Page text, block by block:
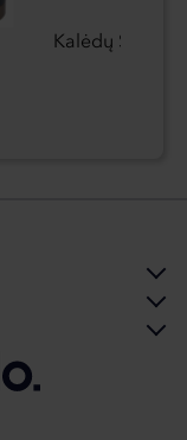
Kalėdų